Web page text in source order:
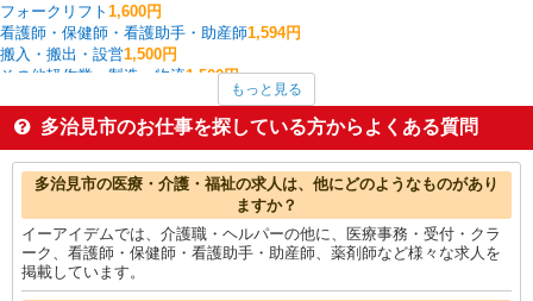
フォークリフト 1,600円
看護師・保健師・看護助手・助産師1,594円
搬入・搬出・設営1,500円
その他軽作業・製造・物流1,500円
その他介護・福祉1,467円
製造・組立・加工 1,431円
一般・営業事務1,425円
多治見市の他の職種の平均時給を見る
もっと見る
多治見市のお仕事を探している方からよくある質問
多治見市の医療・介護・福祉の求人は、他にどのようなものがあり
ますか？
イーアイデムでは、介護職・ヘルパーの他に、医療事務・受付・クラ
ーク、看護師・保健師・看護助手・助産師、薬剤師など様々な求人を
掲載しています。